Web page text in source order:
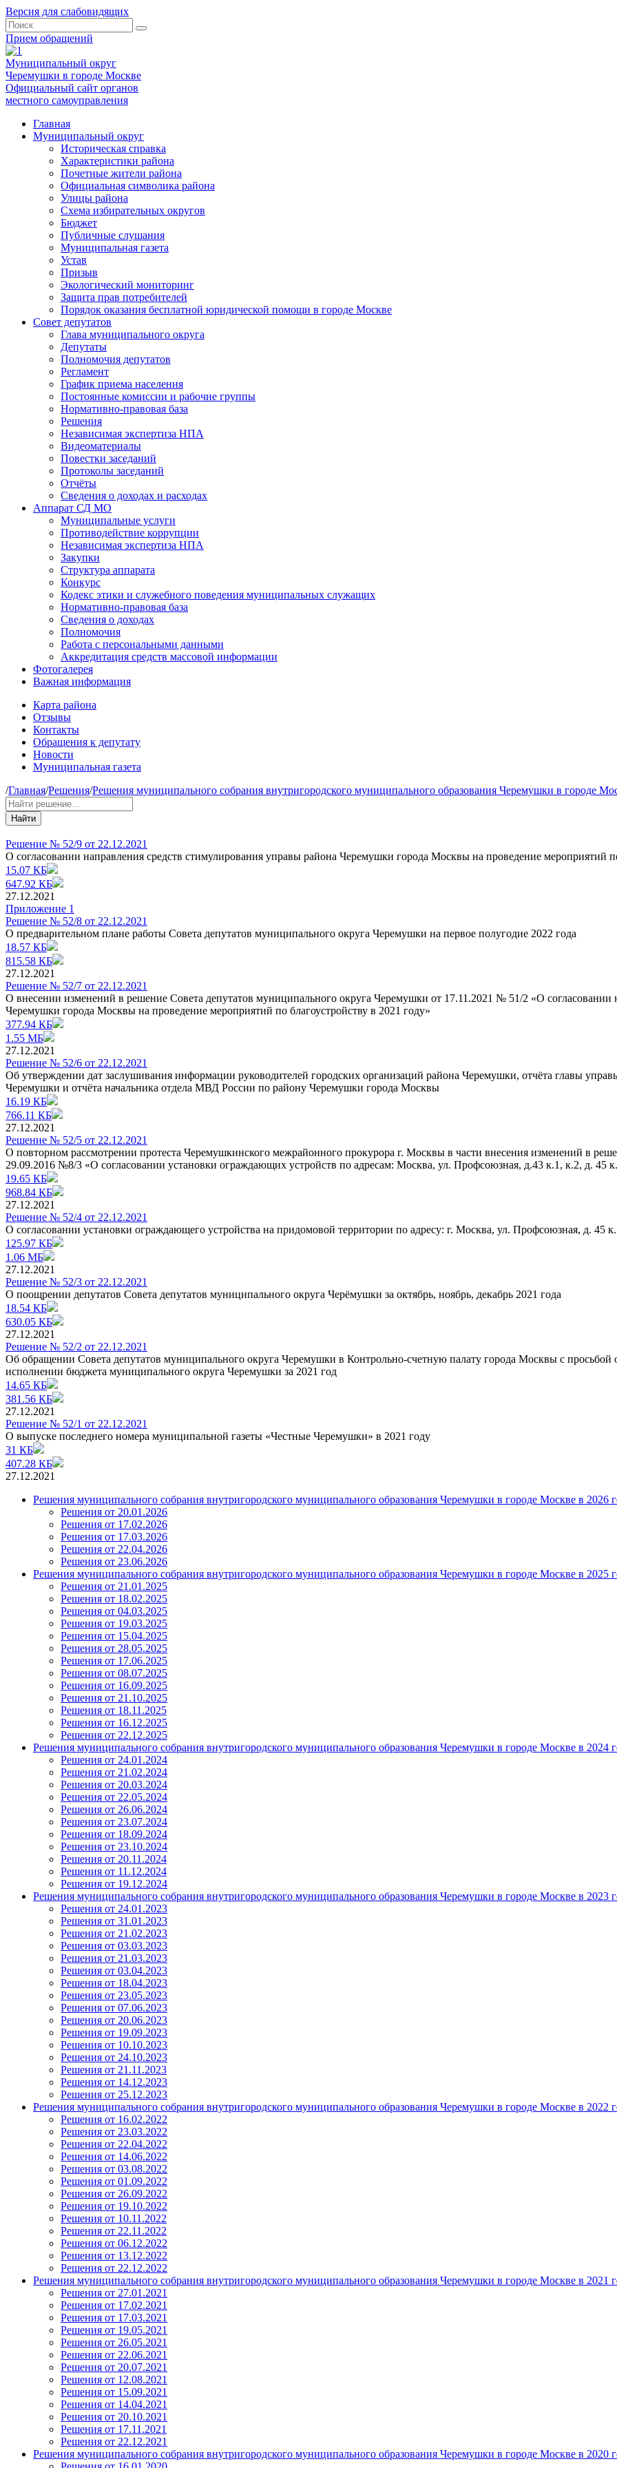
Версия для слабовидящих
Прием обращений
Муниципальный округ
Черемушки в городе Москве
Официальный сайт органов
местного самоуправления
Главная
Муниципальный округ
Историческая справка
Характеристики района
Почетные жители района
Официальная символика района
Улицы района
Схема избирательных округов
Бюджет
Публичные слушания
Муниципальная газета
Устав
Призыв
Экологический мониторинг
Защита прав потребителей
Порядок оказания бесплатной юридической помощи в городе Москве
Совет депутатов
Глава муниципального округа
Депутаты
Полномочия депутатов
Регламент
График приема населения
Постоянные комиссии и рабочие группы
Нормативно-правовая база
Решения
Независимая экспертиза НПА
Видеоматериалы
Повестки заседаний
Протоколы заседаний
Отчёты
Сведения о доходах и расходах
Аппарат СД МО
Муниципальные услуги
Противодействие коррупции
Независимая экспертиза НПА
Закупки
Структура аппарата
Конкурс
Кодекс этики и служебного поведения муниципальных служащих
Нормативно-правовая база
Сведения о доходах
Полномочия
Работа с персональными данными
Аккредитация средств массовой информации
Фотогалерея
Важная информация
Карта района
Отзывы
Контакты
Обращения к депутату
Новости
Муниципальная газета
/Главная/Решения/Решения муниципального собрания внутригородского муниципального образования Черемушки в городе
Найти
Решение № 52/9 от 22.12.2021
О согласовании направления средств стимулирования управы района Черемушки города Москвы на проведение мероприятий
15.07 КБ
647.92 КБ
27.12.2021
Приложение 1
Решение № 52/8 от 22.12.2021
О предварительном плане работы Совета депутатов муниципального округа Черемушки на первое полугодие 2022 года
18.57 КБ
815.58 КБ
27.12.2021
Решение № 52/7 от 22.12.2021
О внесении изменений в решение Совета депутатов муниципального округа Черемушки от 17.11.2021 № 51/2 «О согласовании
Черемушки города Москвы на проведение мероприятий по благоустройству в 2021 году»
377.94 КБ
1.55 МБ
27.12.2021
Решение № 52/6 от 22.12.2021
Об утверждении дат заслушивания информации руководителей городских организаций района Черемушки, отчёта главы
Черемушки и отчёта начальника отдела МВД России по району Черемушки города Москвы
16.19 КБ
766.11 КБ
27.12.2021
Решение № 52/5 от 22.12.2021
О повторном рассмотрении протеста Черемушкинского межрайонного прокурора г. Москвы в части внесения изменений в
29.09.2016 №8/3 «О согласовании установки ограждающих устройств по адресам: Москва, ул. Профсоюзная, д.43 к.1, к.2, д. 45
19.65 КБ
968.84 КБ
27.12.2021
Решение № 52/4 от 22.12.2021
О согласовании установки ограждающего устройства на придомовой территории по адресу: г. Москва, ул. Профсоюзная, д. 45
125.97 КБ
1.06 МБ
27.12.2021
Решение № 52/3 от 22.12.2021
О поощрении депутатов Совета депутатов муниципального округа Черёмушки за октябрь, ноябрь, декабрь 2021 года
18.54 КБ
630.05 КБ
27.12.2021
Решение № 52/2 от 22.12.2021
Об обращении Совета депутатов муниципального округа Черемушки в Контрольно-счетную палату города Москвы с
исполнении бюджета муниципального округа Черемушки за 2021 год
14.65 КБ
381.56 КБ
27.12.2021
Решение № 52/1 от 22.12.2021
О выпуске последнего номера муниципальной газеты «Честные Черемушки» в 2021 году
31 КБ
407.28 КБ
27.12.2021
Решения муниципального собрания внутригородского муниципального образования Черемушки в городе Москве в 2026
Решения от 20.01.2026
Решения от 17.02.2026
Решения от 17.03.2026
Решения от 22.04.2026
Решения от 23.06.2026
Решения муниципального собрания внутригородского муниципального образования Черемушки в городе Москве в 2025
Решения от 21.01.2025
Решения от 18.02.2025
Решения от 04.03.2025
Решения от 19.03.2025
Решения от 15.04.2025
Решения от 28.05.2025
Решения от 17.06.2025
Решения от 08.07.2025
Решения от 16.09.2025
Решения от 21.10.2025
Решения от 18.11.2025
Решения от 16.12.2025
Решения от 22.12.2025
Решения муниципального собрания внутригородского муниципального образования Черемушки в городе Москве в 2024
Решения от 24.01.2024
Решения от 21.02.2024
Решения от 20.03.2024
Решения от 22.05.2024
Решения от 26.06.2024
Решения от 23.07.2024
Решения от 18.09.2024
Решения от 23.10.2024
Решения от 20.11.2024
Решения от 11.12.2024
Решения от 19.12.2024
Решения муниципального собрания внутригородского муниципального образования Черемушки в городе Москве в 2023
Решения от 24.01.2023
Решения от 31.01.2023
Решения от 21.02.2023
Решения от 03.03.2023
Решения от 21.03.2023
Решения от 03.04.2023
Решения от 18.04.2023
Решения от 23.05.2023
Решения от 07.06.2023
Решения от 20.06.2023
Решения от 19.09.2023
Решения от 10.10.2023
Решения от 24.10.2023
Решения от 21.11.2023
Решения от 14.12.2023
Решения от 25.12.2023
Решения муниципального собрания внутригородского муниципального образования Черемушки в городе Москве в 2022
Решения от 16.02.2022
Решения от 23.03.2022
Решения от 22.04.2022
Решения от 14.06.2022
Решения от 03.08.2022
Решения от 01.09.2022
Решения от 26.09.2022
Решения от 19.10.2022
Решения от 10.11.2022
Решения от 22.11.2022
Решения от 06.12.2022
Решения от 13.12.2022
Решения от 22.12.2022
Решения муниципального собрания внутригородского муниципального образования Черемушки в городе Москве в 2021
Решения от 27.01.2021
Решения от 17.02.2021
Решения от 17.03.2021
Решения от 19.05.2021
Решения от 26.05.2021
Решения от 22.06.2021
Решения от 20.07.2021
Решения от 12.08.2021
Решения от 15.09.2021
Решения от 14.04.2021
Решения от 20.10.2021
Решения от 17.11.2021
Решения от 22.12.2021
Решения муниципального собрания внутригородского муниципального образования Черемушки в городе Москве в 2020